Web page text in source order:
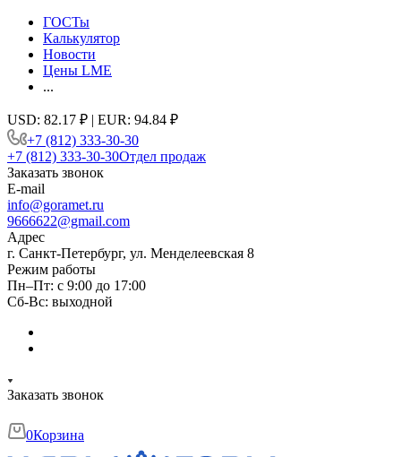
ГОСТы
Калькулятор
Новости
Цены LME
...
USD: 82.17 ₽ | EUR: 94.84 ₽
+7 (812) 333-30-30
+7 (812) 333-30-30Отдел продаж
Заказать звонок
E-mail
info@goramet.ru
9666622@gmail.com
Адрес
г. Санкт-Петербург, ул. Менделеевская 8
Режим работы
Пн–Пт: с 9:00 до 17:00
Сб-Вс: выходной
Заказать звонок
0Корзина